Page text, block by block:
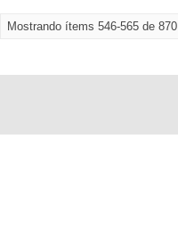
Mostrando ítems 546-565 de 870